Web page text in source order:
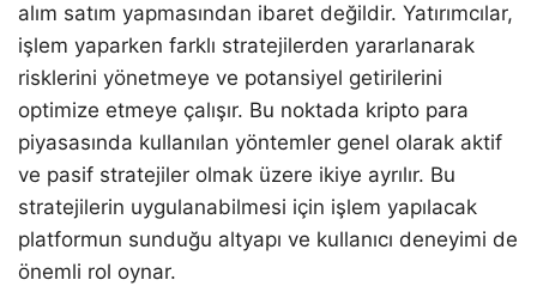
alım satım yapmasından ibaret değildir. Yatırımcılar,
işlem yaparken farklı stratejilerden yararlanarak
risklerini yönetmeye ve potansiyel getirilerini
optimize etmeye çalışır. Bu noktada kripto para
piyasasında kullanılan yöntemler genel olarak aktif
ve pasif stratejiler olmak üzere ikiye ayrılır. Bu
stratejilerin uygulanabilmesi için işlem yapılacak
platformun sunduğu altyapı ve kullanıcı deneyimi de
önemli rol oynar.